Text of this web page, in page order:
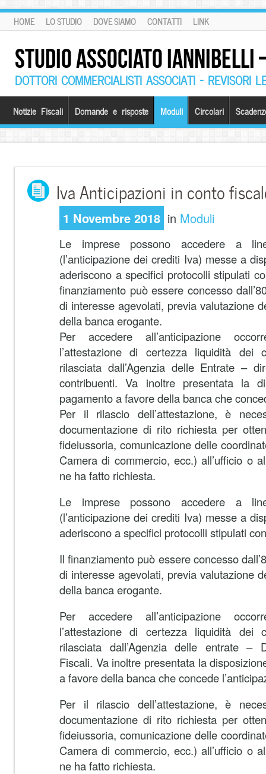
HOME LO STUDIO DOVE SIAMO CONTATTI LINK
STUDIO ASSOCIATO
DOTTORI COMMERCIALISTI ASSOCIATI – REVISORI
Notizie Fiscali Domande e risposte Moduli Circolari
Iva Anticipazioni in conto
1 Novembre 2018 in Moduli
Le imprese possono accedere a
(l’anticipazione dei crediti Iva) messe a
aderiscono a specifici protocolli stipulati
finanziamento può essere concesso
di interesse agevolati, previa valutazione
della banca erogante.
Per accedere all’anticipazione
l’attestazione di certezza liquidità dei
rilasciata dall’Agenzia delle Entrate –
contribuenti. Va inoltre presentata la
pagamento a favore della banca che
Per il rilascio dell’attestazione, è
documentazione di rito richiesta per
fideiussoria, comunicazione delle
Camera di commercio, ecc.) all’ufficio o
ne ha fatto richiesta.
Le imprese possono accedere a
(l’anticipazione dei crediti Iva) messe a
aderiscono a specifici protocolli stipulati
Il finanziamento può essere concesso
di interesse agevolati, previa valutazione
della banca erogante.
Per accedere all’anticipazione
l’attestazione di certezza liquidità dei
rilasciata dall’Agenzia delle entrate –
Fiscali. Va inoltre presentata la
a favore della banca che concede
Per il rilascio dell’attestazione, è
documentazione di rito richiesta per
fideiussoria, comunicazione delle
Camera di commercio, ecc.) all’ufficio o
ne ha fatto richiesta.